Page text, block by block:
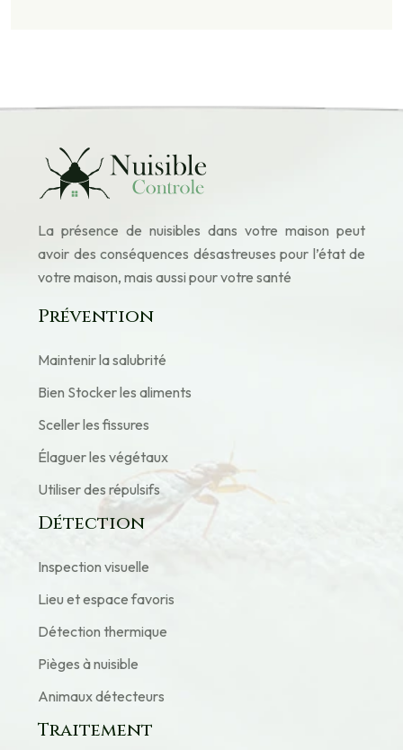
La présence de nuisibles dans votre maison peut
avoir des conséquences désastreuses pour l’état de
votre maison, mais aussi pour votre santé
Prévention
Maintenir la salubrité
Bien Stocker les aliments
Sceller les fissures
Élaguer les végétaux
Utiliser des répulsifs
Détection
Inspection visuelle
Lieu et espace favoris
Détection thermique
Pièges à nuisible
Animaux détecteurs
Traitement